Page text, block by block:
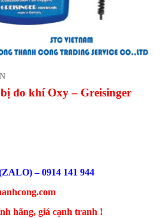
đo khí Oxy – Greisinger
– 0914 141 944
hãng, giá cạnh tranh !